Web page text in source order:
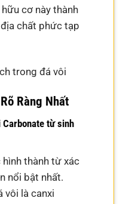
cơ này thành
chất phức tạp
Ràng Nhất
Carbonate từ sinh
thành từ xác
nổi bật nhất.
vôi là canxi